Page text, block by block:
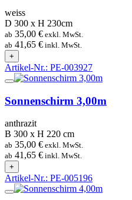
weiss
D 300 x H 230cm
ab 35,00 € exkl. MwSt.
ab 41,65 € inkl. MwSt.
+
Artikel-Nr.: PE-003927
Sonnenschirm 3,00m
anthrazit
B 300 x H 220 cm
ab 35,00 € exkl. MwSt.
ab 41,65 € inkl. MwSt.
+
Artikel-Nr.: PE-005196